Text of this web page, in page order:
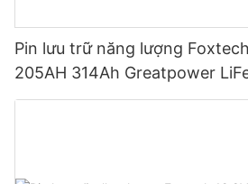
Pin lưu trữ năng lượng
205AH 314Ah Greatpower
5120wh IP65